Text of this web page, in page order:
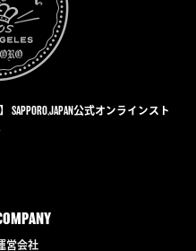
公式オンラインスト
営会社